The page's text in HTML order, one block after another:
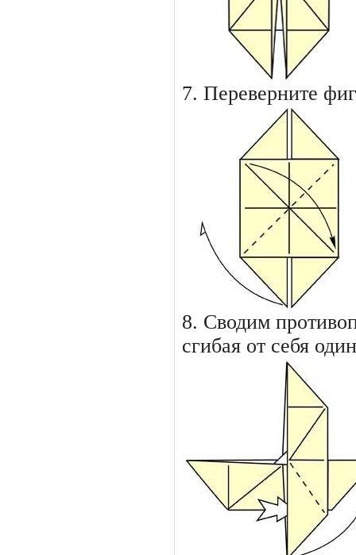
7. Переверните
8. Сводим
сгибая от себя